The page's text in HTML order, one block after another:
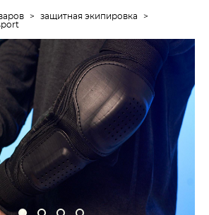
> защитная экипировка
>